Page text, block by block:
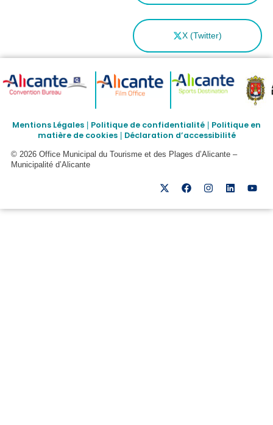
X (Twitter)
Mentions Légales | Politique de confidentialité | Politique en
matière de cookies| Déclaration d’accessibilité
© 2026 Office Municipal du Tourisme et des Plages d’Alicante –
Municipalité d’Alicante